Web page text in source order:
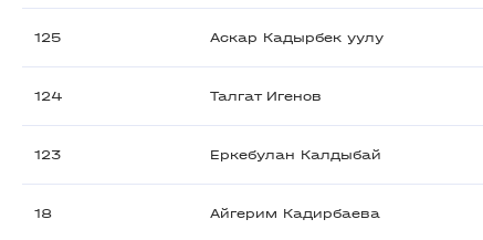
125 Аскар Кадырбек уулу
124 Талгат Игенов
123 Еркебулан Калдыбай
18 Айгерим Кадирбаева